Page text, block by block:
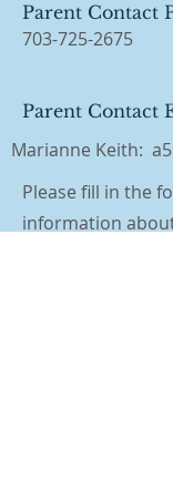
Parent Contact
703-725-2675
Parent Contact
Marianne Keith:
Please fill in the
information